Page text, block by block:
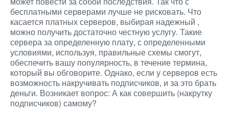
бесплатными серверами лучше не рисковать. Что
касается платных серверов, выбирая надежный ,
можно получить достаточно честную услугу. Такие
сервера за определенную плату, с определенными
условиями, используя, правильные схемы смогут,
обеспечить вашу популярность, в течение термина,
который вы обговорите. Однако, если у серверов есть
возможность накручивать подписчиков, и за это брать
деньги. Возникает вопрос: А как совершить (накрутку
подписчиков) самому?